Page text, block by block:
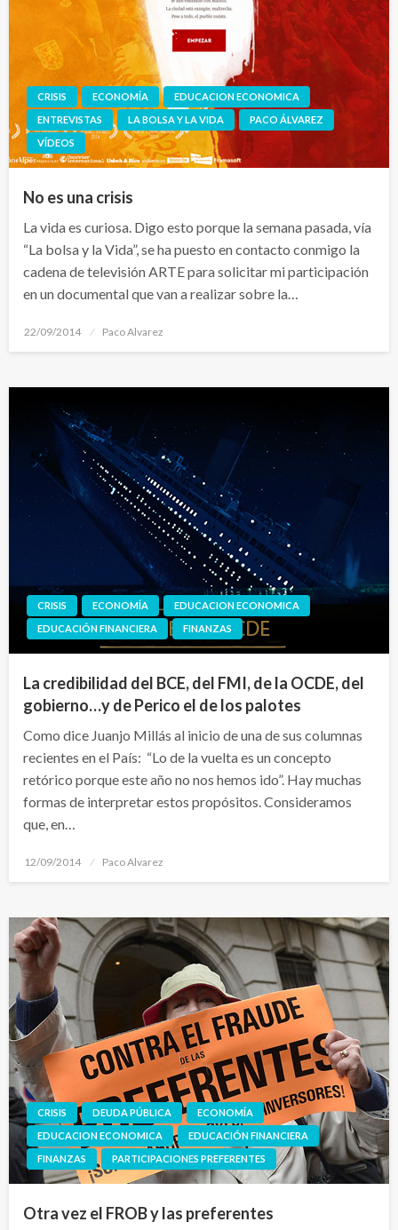
CRISIS ECONOMÍA
EDUCACION ECONOMICA
ENTREVISTAS
LA BOLSA Y LA VIDA
PACO ÁLVAREZ
VÍDEOS
No es una crisis
La vida es curiosa. Digo esto porque la semana pasada, vía
“La bolsa y la Vida”, se ha puesto en contacto conmigo la
cadena de televisión ARTE para solicitar mi participación
en un documental que van a realizar sobre la…
Publicado
22/09/2014 Paco Alvarez
CRISIS ECONOMÍA
EDUCACION ECONOMICA
EDUCACIÓN FINANCIERA
FINANZAS
La credibilidad del BCE, del FMI, de la OCDE, del
gobierno…y de Perico el de los palotes
Como dice Juanjo Millás al inicio de una de sus columnas
recientes en el País: “Lo de la vuelta es un concepto
retórico porque este año no nos hemos ido”. Hay muchas
formas de interpretar estos propósitos. Consideramos
que, en…
Publicado
12/09/2014 Paco Alvarez
CRISIS DEUDA PÚBLICA
ECONOMÍA
EDUCACION ECONOMICA
EDUCACIÓN FINANCIERA
FINANZAS
PARTICIPACIONES PREFERENTES
Otra vez el FROB y las preferentes